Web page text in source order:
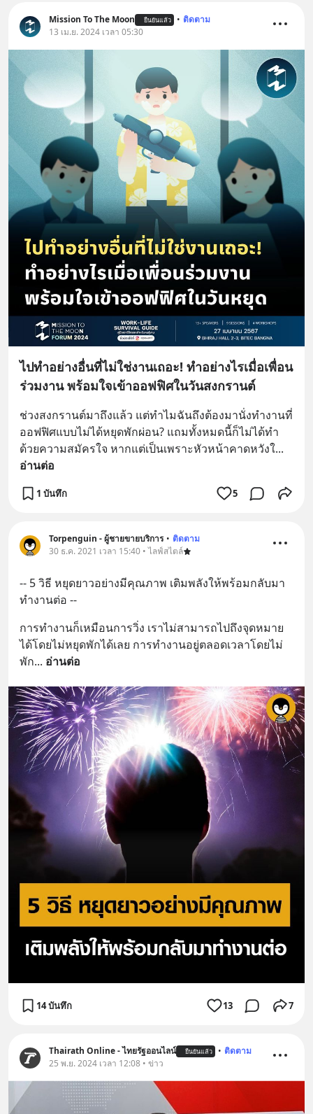
Mission To The Moon ยืนยันแล้ว • ติดตาม
13 เม.ย. 2024 เวลา 05:30
ไปทำอย่างอื่นที่ไม่ใช่งานเถอะ! ทำอย่างไรเมื่อเพื่อน
ร่วมงาน พร้อมใจเข้าออฟฟิศในวันสงกรานต์
ช่วงสงกรานต์มาถึงแล้ว แต่ทำไมฉันถึงต้องมานั่งทำงานที่
ออฟฟิศแบบไม่ได้หยุดพักผ่อน? แถมทั้งหมดนี้ก็ไม่ได้ทำ
ด้วยความสมัครใจ หากแต่เป็นเพราะหัวหน้าคาดหวังใ
อ่านต่อ
1 บันทึก 5
Torpenguin - ผู้ชายขายบริการ • ติดตาม
30 ธ.ค. 2021 เวลา 15:40 • ไลฟ์สไตล์
-- 5 วิธี หยุดยาวอย่างมีคุณภาพ เติมพลังให้พร้อมกลับมา
ทำงานต่อ --
การทำงานก็เหมือนการวิ่ง เราไม่สามารถไปถึงจุดหมาย
ได้โดยไม่หยุดพักได้เลย การทำงานอยู่ตลอดเวลาโดยไม่
พัก... อ่านต่อ
14 บันทึก 13 7
Thairath Online - ไทยรัฐออนไลน์ ยืนยันแล้ว • ติดตาม
25 พ.ย. 2024 เวลา 12:08 • ข่าว